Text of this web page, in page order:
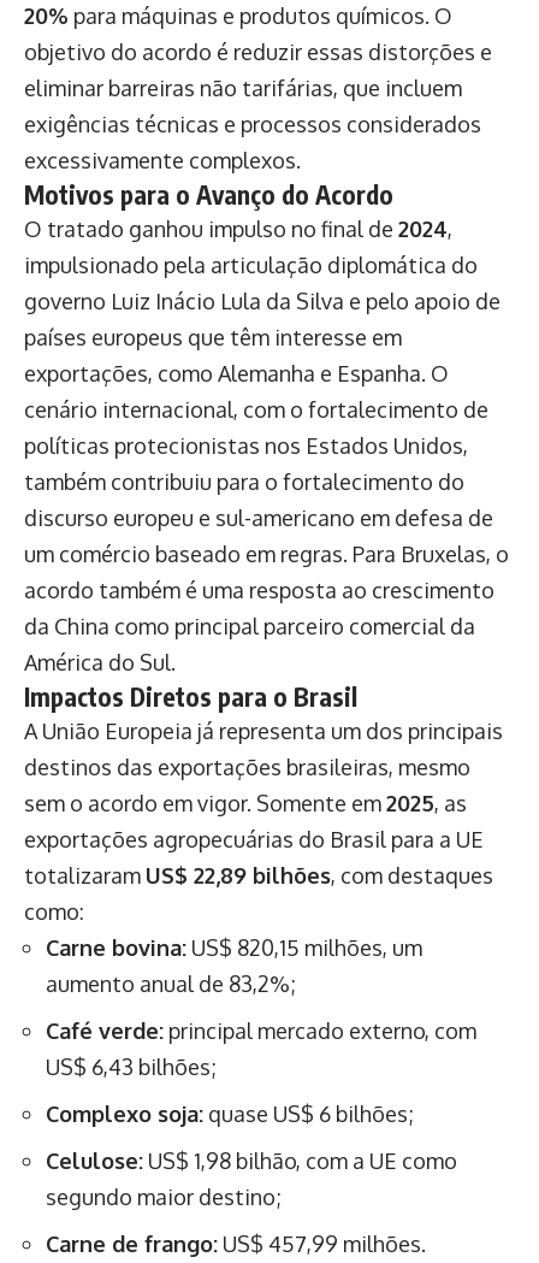
20% para máquinas e produtos químicos. O
objetivo do acordo é reduzir essas distorções e
eliminar barreiras não tarifárias, que incluem
exigências técnicas e processos considerados
excessivamente complexos.
Motivos para o Avanço do Acordo
O tratado ganhou impulso no final de 2024,
impulsionado pela articulação diplomática do
governo Luiz Inácio Lula da Silva e pelo apoio de
países europeus que têm interesse em
exportações, como Alemanha e Espanha. O
cenário internacional, com o fortalecimento de
políticas protecionistas nos Estados Unidos,
também contribuiu para o fortalecimento do
discurso europeu e sul-americano em defesa de
um comércio baseado em regras. Para Bruxelas, o
acordo também é uma resposta ao crescimento
da China como principal parceiro comercial da
América do Sul.
Impactos Diretos para o Brasil
A União Europeia já representa um dos principais
destinos das exportações brasileiras, mesmo
sem o acordo em vigor. Somente em2025, as
exportações agropecuárias do Brasil para a UE
totalizaram US$ 22,89 bilhões, com destaques
como:
Carne bovina: US$ 820,15 milhões, um
aumento anual de 83,2%;
Café verde: principal mercado externo, com
US$ 6,43 bilhões;
Complexo soja: quase US$ 6 bilhões;
Celulose: US$ 1,98 bilhão, com a UE como
segundo maior destino;
Carne de frango: US$ 457,99 milhões.